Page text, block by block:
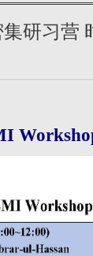
研习营